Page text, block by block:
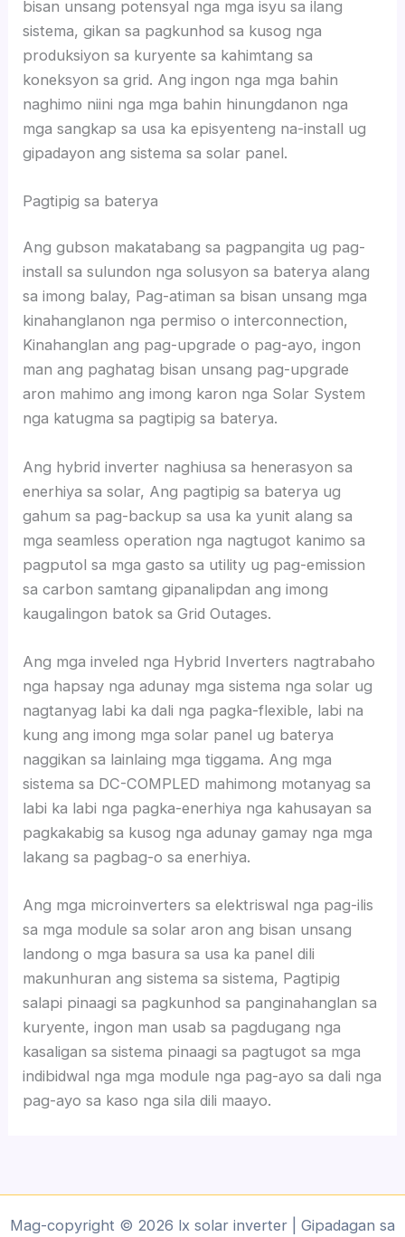
bisan unsang potensyal nga mga isyu sa ilang
sistema, gikan sa pagkunhod sa kusog nga
produksiyon sa kuryente sa kahimtang sa
koneksyon sa grid. Ang ingon nga mga bahin
naghimo niini nga mga bahin hinungdanon nga
mga sangkap sa usa ka episyenteng na-install ug
gipadayon ang sistema sa solar panel.
Pagtipig sa baterya
Ang gubson makatabang sa pagpangita ug pag-
install sa sulundon nga solusyon sa baterya alang
sa imong balay, Pag-atiman sa bisan unsang mga
kinahanglanon nga permiso o interconnection,
Kinahanglan ang pag-upgrade o pag-ayo, ingon
man ang paghatag bisan unsang pag-upgrade
aron mahimo ang imong karon nga Solar System
nga katugma sa pagtipig sa baterya.
Ang hybrid inverter naghiusa sa henerasyon sa
enerhiya sa solar, Ang pagtipig sa baterya ug
gahum sa pag-backup sa usa ka yunit alang sa
mga seamless operation nga nagtugot kanimo sa
pagputol sa mga gasto sa utility ug pag-emission
sa carbon samtang gipanalipdan ang imong
kaugalingon batok sa Grid Outages.
Ang mga inveled nga Hybrid Inverters nagtrabaho
nga hapsay nga adunay mga sistema nga solar ug
nagtanyag labi ka dali nga pagka-flexible, labi na
kung ang imong mga solar panel ug baterya
naggikan sa lainlaing mga tiggama. Ang mga
sistema sa DC-COMPLED mahimong motanyag sa
labi ka labi nga pagka-enerhiya nga kahusayan sa
pagkakabig sa kusog nga adunay gamay nga mga
lakang sa pagbag-o sa enerhiya.
Ang mga microinverters sa elektriswal nga pag-ilis
sa mga module sa solar aron ang bisan unsang
landong o mga basura sa usa ka panel dili
makunhuran ang sistema sa sistema, Pagtipig
salapi pinaagi sa pagkunhod sa panginahanglan sa
kuryente, ingon man usab sa pagdugang nga
kasaligan sa sistema pinaagi sa pagtugot sa mga
indibidwal nga mga module nga pag-ayo sa dali nga
pag-ayo sa kaso nga sila dili maayo.
Mag-copyright © 2026 lx solar inverter | Gipadagan sa